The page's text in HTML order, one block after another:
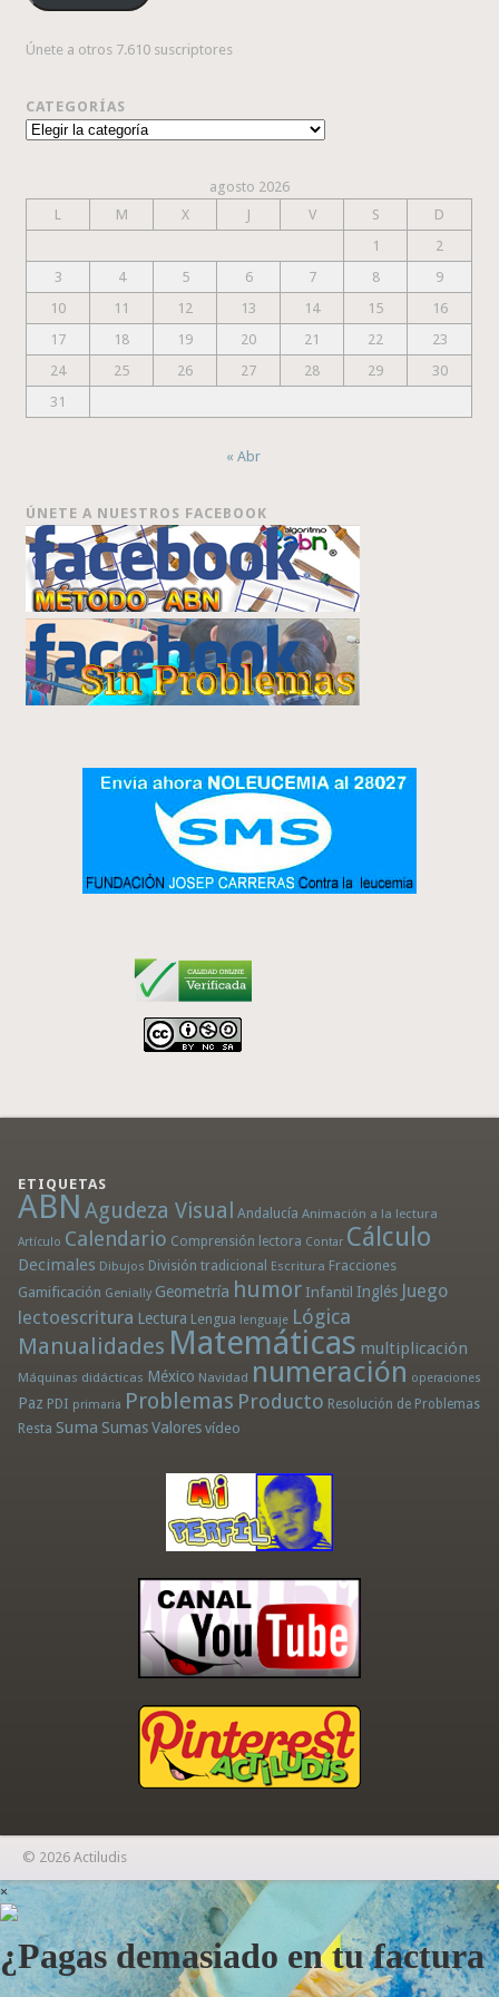
Únete a otros 7.610 suscriptores
CATEGORÍAS
Categorías
agosto 2026
L
M X J V S
D
1
2
3
4 5 6 7 8
9
10
11 12 13 14 15
16
17
18 19 20 21 22
23
24
25 26 27 28 29
30
31
« Abr
ÚNETE A NUESTROS FACEBOOK
ETIQUETAS
ABN Agudeza Visual Andalucía Animación a la lectura
Artículo Calendario Comprensión lectora Contar Cálculo
Decimales Dibujos División tradicional Escritura Fracciones
Gamificación Genially Geometría humor Infantil Inglés Juego
lectoescritura Lectura Lengua lenguaje Lógica
Manualidades Matemáticas multiplicación
Máquinas didácticas México Navidad numeración operaciones
Paz PDI primaria Problemas Producto Resolución de Problemas
Resta Suma Sumas Valores vídeo
© 2026 Actiludis
×
¿Pagas demasiado en tu factura